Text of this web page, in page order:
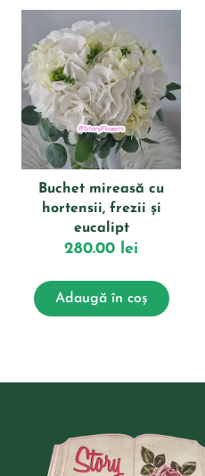
Buchet mireasă cu
hortensii, frezii și
eucalipt
280.00 lei
Adaugă în coș